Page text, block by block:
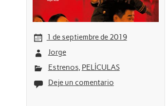
1 de septiembre de 2019
Jorge
Estrenos, PELÍCULAS
Deje un comentario